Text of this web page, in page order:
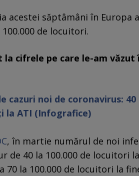
acestei săptâmâni în Europa
de locuitori.
la cifrele pe care le-am văzut
cazuri noi de coronavirus:
la ATI (Infografice)
, în martie numărul de noi
de 40 la 100.000 de locuitori
70 la 100.000 de locuitori la